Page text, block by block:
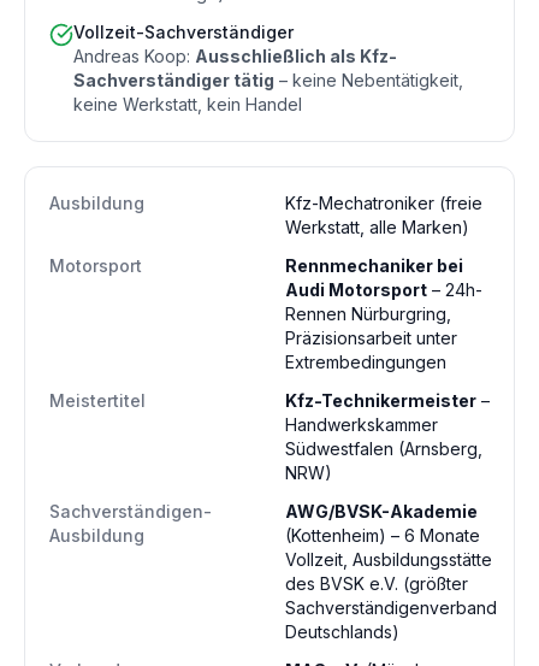
Vollzeit-Sachverständiger
Andreas Koop: Ausschließlich als Kfz-
Sachverständiger tätig – keine Nebentätigkeit,
keine Werkstatt, kein Handel
Ausbildung
Kfz-Mechatroniker (freie
Werkstatt, alle Marken)
Motorsport
Rennmechaniker bei
Audi Motorsport – 24h-
Rennen Nürburgring,
Präzisionsarbeit unter
Extrembedingungen
Meistertitel
Kfz-Technikermeister –
Handwerkskammer
Südwestfalen (Arnsberg,
NRW)
Sachverständigen-
Ausbildung
AWG/BVSK-Akademie
(Kottenheim) – 6 Monate
Vollzeit, Ausbildungsstätte
des BVSK e.V. (größter
Sachverständigenverband
Deutschlands)